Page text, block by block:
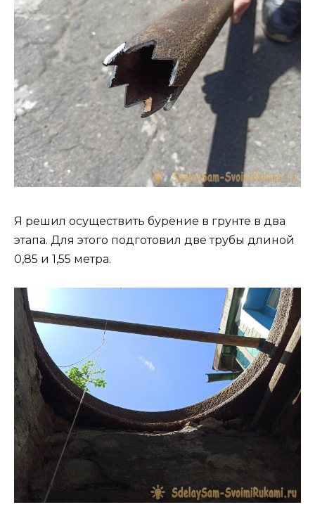
Я решил осуществить бурение в грунте в два
этапа. Для этого подготовил две трубы длиной
0,85 и 1,55 метра.